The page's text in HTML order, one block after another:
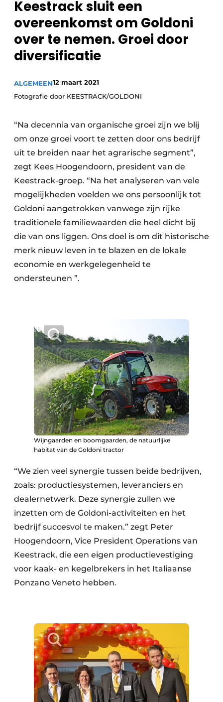
Privacy / Cookie statement
Vacature aanmelden
Vacatures
Video’s
Keestrack sluit een
overeenkomst om Goldoni
over te nemen. Groei door
diversificatie
ALGEMEEN12 maart 2021
Fotografie door KEESTRACK/GOLDONI
“Na decennia van organische groei zijn we blij
om onze groei voort te zetten door ons bedrijf
uit te breiden naar het agrarische segment”,
zegt Kees Hoogendoorn, president van de
Keestrack-groep. “Na het analyseren van vele
mogelijkheden voelden we ons persoonlijk tot
Goldoni aangetrokken vanwege zijn rijke
traditionele familiewaarden die heel dicht bij
die van ons liggen. Ons doel is om dit historische
merk nieuw leven in te blazen en de lokale
economie en werkgelegenheid te
ondersteunen ”.
Wijngaarden en boomgaarden, de natuurlijke
habitat van de Goldoni tractor
“We zien veel synergie tussen beide bedrijven,
zoals: productiesystemen, leveranciers en
dealernetwerk. Deze synergie zullen we
inzetten om de Goldoni-activiteiten en het
bedrijf succesvol te maken.” zegt Peter
Hoogendoorn, Vice President Operations van
Keestrack, die een eigen productievestiging
voor kaak- en kegelbrekers in het Italiaanse
Ponzano Veneto hebben.